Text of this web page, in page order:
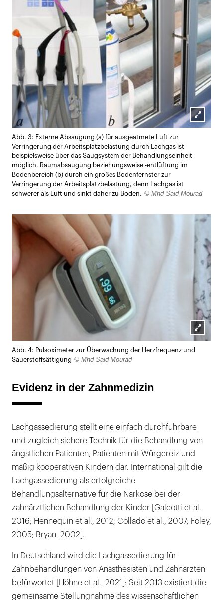
Abb. 3: Externe Absaugung (a) für ausgeatmete Luft zur
Verringerung der Arbeitsplatzbelastung durch Lachgas ist
beispielsweise über das Saugsystem der Behandlungseinheit
möglich. Raumabsaugung beziehungsweise -entlüftung im
Bodenbereich (b) durch ein großes Bodenfernster zur
Verringerung der Arbeitsplatzbelastung, denn Lachgas ist
schwerer als Luft und sinkt daher zu Boden. © Mhd Said Mourad
Abb. 4: Pulsoximeter zur Überwachung der Herzfrequenz und
Sauerstoffsättigung © Mhd Said Mourad
Evidenz in der Zahnmedizin
Lachgassedierung stellt eine einfach durchführbare
und zugleich sichere Technik für die Behandlung von
ängstlichen Patienten, Patienten mit Würgereiz und
mäßig kooperativen Kindern dar. International gilt die
Lachgassedierung als erfolgreiche
Behandlungsalternative für die Narkose bei der
zahnärztlichen Behandlung der Kinder [Galeotti et al.,
2016; Hennequin et al., 2012; Collado et al., 2007; Foley,
2005; Bryan, 2002].
In Deutschland wird die Lachgassedierung für
Zahnbehandlungen von Anästhesisten und Zahnärzten
befürwortet [Höhne et al., 2021]: Seit 2013 existiert die
gemeinsame Stellungnahme des wissenschaftlichen